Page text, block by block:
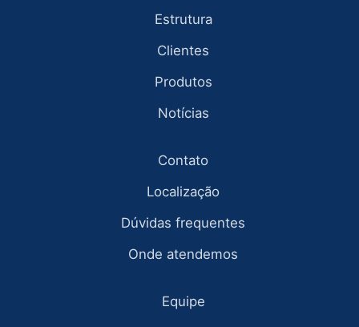
Estrutura
Clientes
Produtos
Notícias
Contato
Localização
Dúvidas frequentes
Onde atendemos
Equipe